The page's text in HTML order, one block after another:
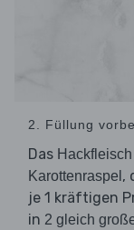
2. Füllung
Das Hackfleisch
Karottenraspel ,
je 1 kräftigen
in 2 gleich